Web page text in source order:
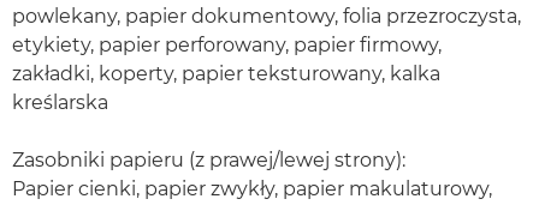
powlekany, papier dokumentowy, folia przezroczysta,
etykiety, papier perforowany, papier firmowy,
zakładki, koperty, papier teksturowany, kalka
kreślarska
Zasobniki papieru (z prawej/lewej strony):
Papier cienki, papier zwykły, papier makulaturowy,